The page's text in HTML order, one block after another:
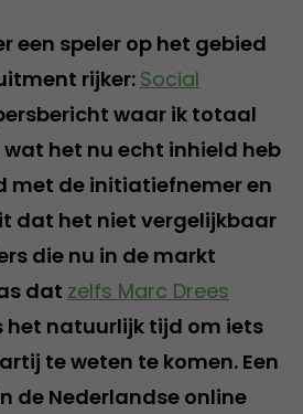
een speler op het gebied
rijker: Social
waar ik totaal
het nu echt inhield heb
met de initiatiefnemer en
dat het niet vergelijkbaar
die nu in de markt
dat zelfs Marc Drees
het natuurlijk tijd om iets
te weten te komen. Een
de Nederlandse online